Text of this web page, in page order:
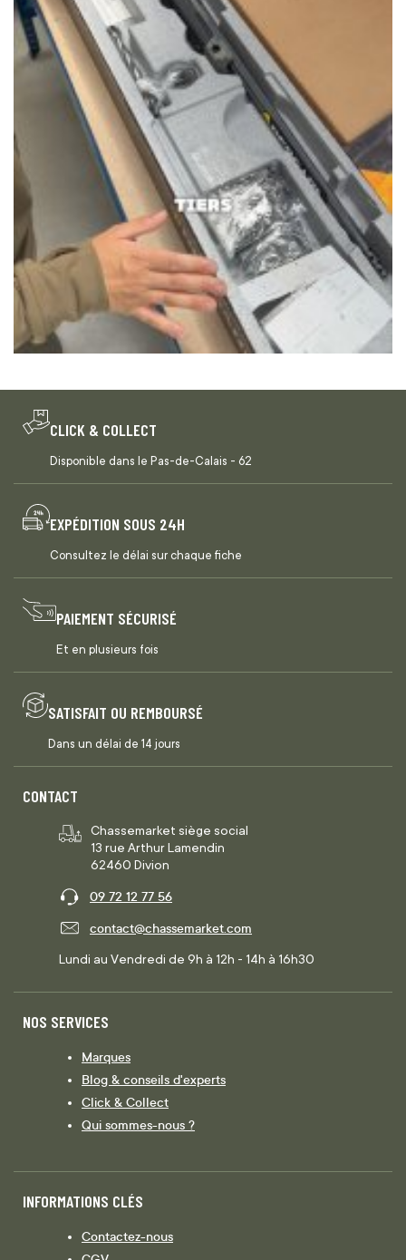
CLICK & COLLECT
Disponible dans le Pas-de-Calais - 62
EXPÉDITION SOUS 24H
Consultez le délai sur chaque fiche
PAIEMENT SÉCURISÉ
Et en plusieurs fois
SATISFAIT OU REMBOURSÉ
Dans un délai de 14 jours
CONTACT
Chassemarket siège social
13 rue Arthur Lamendin
62460 Divion
09 72 12 77 56
contact@chassemarket.com
Lundi au Vendredi de 9h à 12h - 14h à 16h30
NOS SERVICES
Marques
Blog & conseils d'experts
Click & Collect
Qui sommes-nous ?
INFORMATIONS CLÉS
Contactez-nous